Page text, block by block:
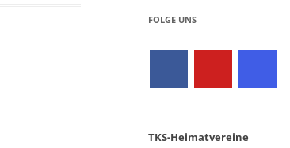
FOLGE UNS
TKS-Heimatvereine